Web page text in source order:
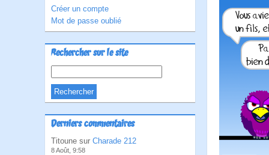
Créer un compte
Mot de passe oublié
Rechercher sur le site
Derniers commentaires
Titoune sur Charade 212
8 Août, 9:58